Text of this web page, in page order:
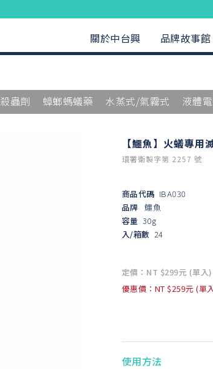
關於中台興 品牌故事館
殺蟲劑 蟑螂螞蟻藥 水蒸式/氣霧式 液體
【鱷魚】火蟻專
環署衛製字第 2257 號
商品代碼 IBA030
品牌 鱷魚
容量 30g
入/箱數 24
定價：NT $299元 (單入)
優惠價：NT $259元 (單
使用方法